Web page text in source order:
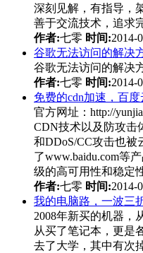
深刻见解，有指导，
善于交流技术，追求
作者:七零 时间:2014-
谷歌无法访问的解决
谷歌无法访问的解决
作者:七零 时间:2014-
免费的cdn加速，百度
官方网址：http://
CDN技术以及防攻击
和DDoS/CC攻击也
了www.baidu.com等
级的高可用性和稳定
作者:七零 时间:2014-
我的电脑路，一波三
2008年新买的机器，
从买了笔记本，更是
去了大学，其中有次